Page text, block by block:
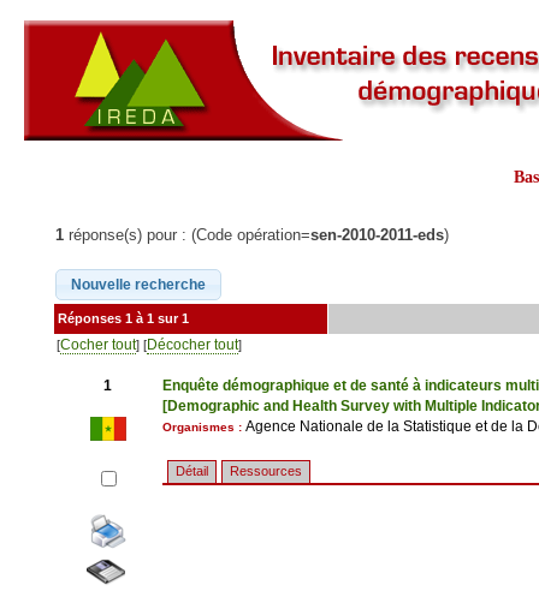
1 réponse(s) pour : (Code opération=sen-2010-2011-eds)
Réponses 1 à 1 sur 1
[Cocher tout] [Décocher tout]
1
Enquête démographique et de santé à indicateurs
[Demographic and Health Survey with Multiple
Organismes : Agence Nationale de la Statistique et de la
Détail Ressources